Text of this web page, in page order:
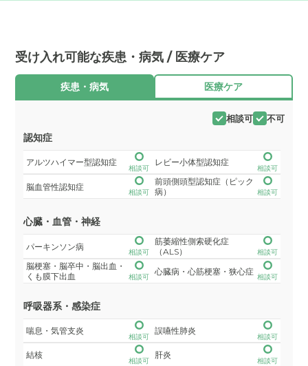
受け入れ可能な疾患・病気 / 医療ケア
疾患・病気 医療ケア
相談可 不可
認知症
アルツハイマー型認知症
相談可
レビー小体型認知症
相談可
脳血管性認知症
相談可
前頭側頭型認知症（ピック
病）
相談可
心臓・血管・神経
パーキンソン病
相談可
筋萎縮性側索硬化症
（ALS）
相談可
脳梗塞・脳卒中・脳出血・
くも膜下出血
相談可
心臓病・心筋梗塞・狭心症
相談可
呼吸器系・感染症
喘息・気管支炎
相談可
誤嚥性肺炎
相談可
結核
相談可
肝炎
相談可